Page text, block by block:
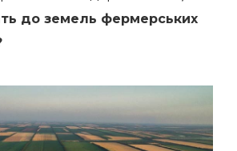
до земель фермерських